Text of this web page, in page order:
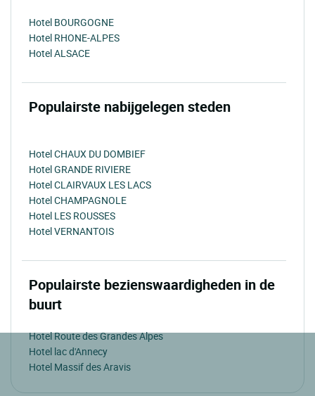
Hotel BOURGOGNE
Hotel RHONE-ALPES
Hotel ALSACE
Populairste nabijgelegen steden
Hotel CHAUX DU DOMBIEF
Hotel GRANDE RIVIERE
Hotel CLAIRVAUX LES LACS
Hotel CHAMPAGNOLE
Hotel LES ROUSSES
Hotel VERNANTOIS
Populairste bezienswaardigheden in de
buurt
Hotel Route des Grandes Alpes
Hotel lac d'Annecy
Hotel Massif des Aravis